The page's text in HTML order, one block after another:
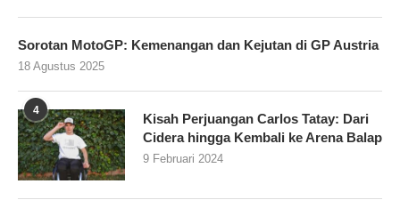
Sorotan MotoGP: Kemenangan dan Kejutan di GP Austria
18 Agustus 2025
4
Kisah Perjuangan Carlos Tatay: Dari
Cidera hingga Kembali ke Arena Balap
9 Februari 2024